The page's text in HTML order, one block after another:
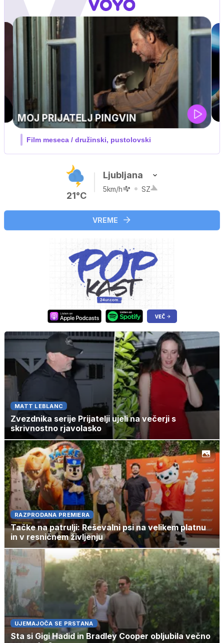
UEFA SUPERPOKAL
V živo na VOYO: sreda ob 20.30
21°C
Ljubljana
5km/h SZ
VREME
MATT LEBLANC
Zvezdnika serije Prijatelji ujeli na večerji s
skrivnostno rjavolasko
RAZPRODANA PREMIERA
Tačke na patrulji: Reševalni psi na velikem platnu
in v resničnem življenju
UJEMAJOČA SE PRSTANA
Sta si Gigi Hadid in Bradley Cooper obljubila večno